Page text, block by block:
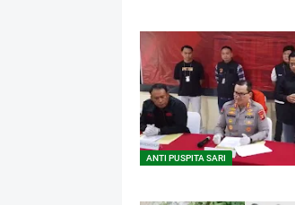
ANTI PUSPITA SARI